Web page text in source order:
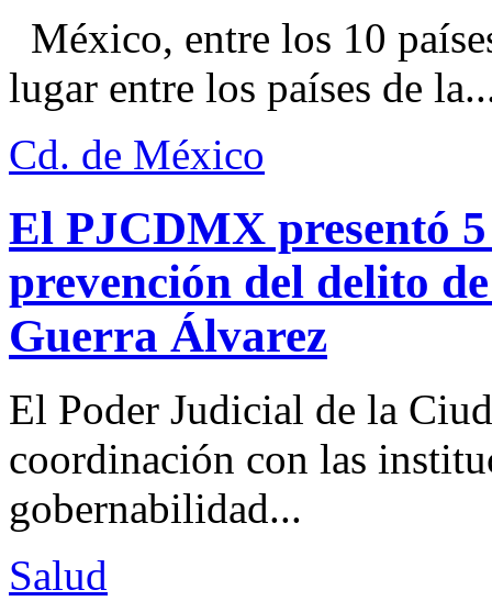
México, entre los 10
lugar entre los países de
Cd. de México
El PJCDMX presentó
prevención del delito
Guerra Álvarez
El Poder Judicial de la
coordinación con las
gobernabilidad...
Salud